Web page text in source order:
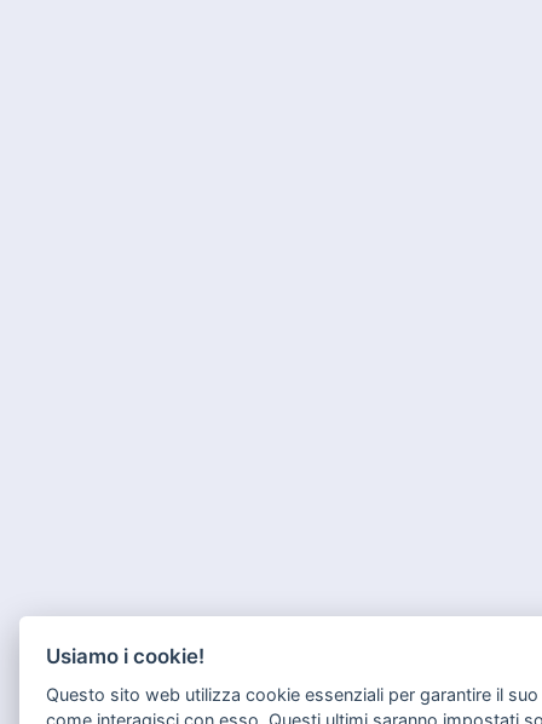
Usiamo i cookie!
Questo sito web utilizza cookie essenziali per garantire il